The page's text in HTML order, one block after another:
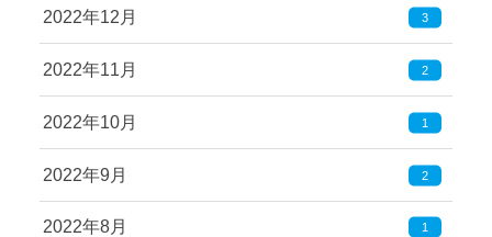
2022年12月 3
2022年11月 2
2022年10月 1
2022年9月 2
2022年8月 1